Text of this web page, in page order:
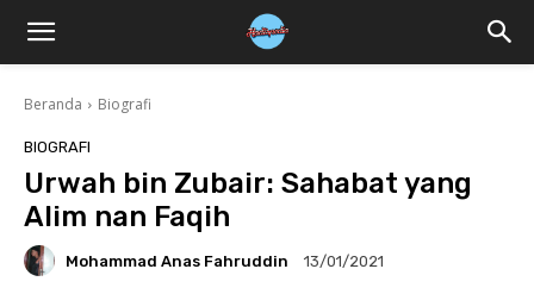
Beranda Biografi
BIOGRAFI
Urwah bin Zubair: Sahabat yang
Alim nan Faqih
Mohammad Anas Fahruddin 13/01/2021